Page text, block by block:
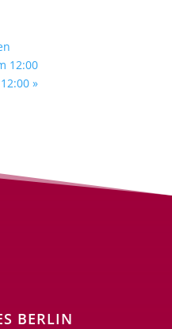
12:00
»
BERLIN